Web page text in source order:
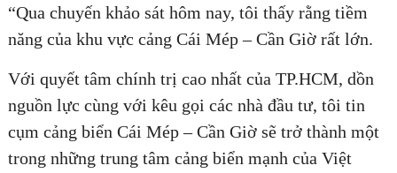
“Qua chuyến khảo sát hôm nay, tôi thấy rằng tiềm
năng của khu vực cảng Cái Mép – Cần Giờ rất lớn.
Với quyết tâm chính trị cao nhất của TP.HCM, dồn
nguồn lực cùng với kêu gọi các nhà đầu tư, tôi tin
cụm cảng biển Cái Mép – Cần Giờ sẽ trở thành một
trong những trung tâm cảng biển mạnh của Việt